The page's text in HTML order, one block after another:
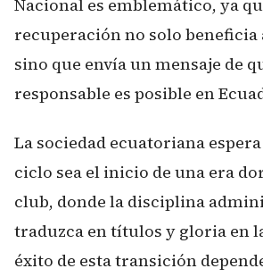
Nacional es emblemático, ya
recuperación no solo beneficia
sino que envía un mensaje de
responsable es posible en
La sociedad ecuatoriana
ciclo sea el inicio de una era
club, donde la disciplina
traduzca en títulos y gloria en
éxito de esta transición